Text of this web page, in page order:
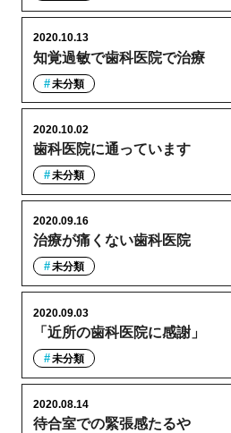
知覚過敏で歯科医院で治療
2020.10.13
未分類
歯科医院に通っています
2020.10.02
未分類
治療が痛くない歯科医院
2020.09.16
未分類
「近所の歯科医院に感謝」
2020.09.03
未分類
待合室での緊張感たるや
2020.08.14